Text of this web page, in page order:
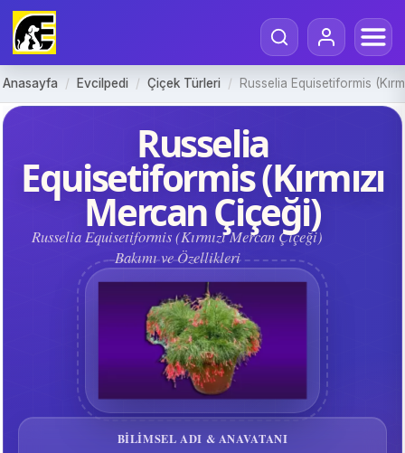
Anasayfa / Evcilpedi / Çiçek Türleri / Russelia Equisetiformis
Russelia
Equisetiformis (Kırmızı
Mercan Çiçeği)
Russelia Equisetiformis (Kırmızı Mercan Çiçeği)
Bakımı ve Özellikleri
BILIMSEL ADI & ANAVATANI